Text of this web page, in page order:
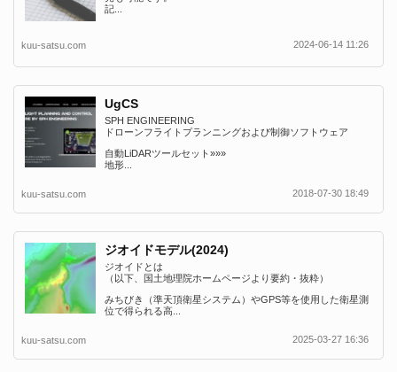
記...
kuu-satsu.com 2024-06-14 11:26
UgCS
SPH ENGINEERING
ドローンフライトプランニングおよび制御ソフトウェア
自動LiDARツールセット»»»
地形...
kuu-satsu.com 2018-07-30 18:49
ジオイドモデル(2024)
ジオイドとは
（以下、国土地理院ホームページより要約・抜粋）
みちびき（準天頂衛星システム）やGPS等を使用した衛星測
位で得られる高...
kuu-satsu.com 2025-03-27 16:36